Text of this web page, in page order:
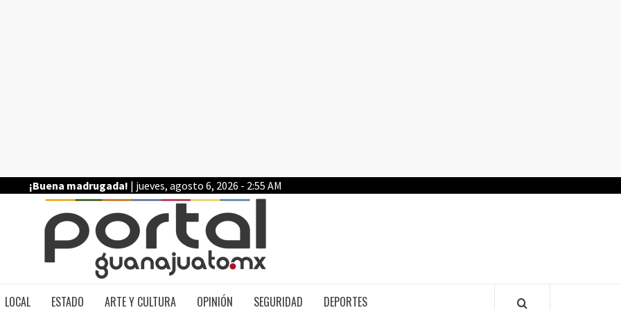
¡Buena madrugada! | jueves, agosto 6, 2026 - 2:55 AM
LOCAL ESTADO ARTE Y CULTURA OPINIÓN SEGURIDAD DEPORTES